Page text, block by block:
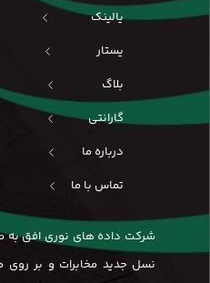
یالینک
یستار
بلاگ
گارانتی
درباره ما
تماس با ما
شرکت داده های نوری افق
نسل جدید مخابرات و بر